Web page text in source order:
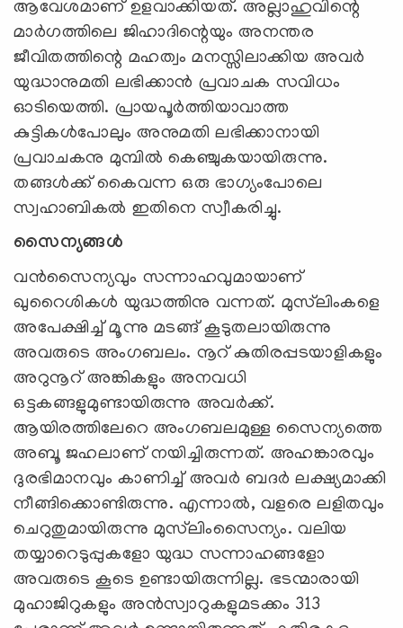
ആവേശമാണ് ഉളവാക്കിയത്. അല്ലാഹുവിന്റെ
മാര്‍ഗത്തിലെ ജിഹാദിന്റെയും അനന്തര
ജീവിതത്തിന്റെ മഹത്വം മനസ്സിലാക്കിയ അവര്‍
യുദ്ധാനുമതി ലഭിക്കാന്‍ പ്രവാചക സവിധം
ഓടിയെത്തി. പ്രായപൂര്‍ത്തിയാവാത്ത
കുട്ടികള്‍പോലും അനുമതി ലഭിക്കാനായി
പ്രവാചകനു മുമ്പില്‍ കെഞ്ചുകയായിരുന്നു.
തങ്ങള്‍ക്ക് കൈവന്ന ഒരു ഭാഗ്യംപോലെ
സ്വഹാബികല്‍ ഇതിനെ സ്വീകരിച്ചു.
സൈന്യങ്ങള്‍
വന്‍സൈന്യവും സന്നാഹവുമായാണ്
ഖുറൈശികള്‍ യുദ്ധത്തിനു വന്നത്. മുസ്‌ലിംകളെ
അപേക്ഷിച്ച് മൂന്നു മടങ്ങ് കൂടുതലായിരുന്നു
അവരുടെ അംഗബലം. നൂറ് കുതിരപ്പടയാളികളും
അറുനൂറ് അങ്കികളും അനവധി
ഒട്ടകങ്ങളുമുണ്ടായിരുന്നു അവര്‍ക്ക്.
ആയിരത്തിലേറെ അംഗബലമുള്ള സൈന്യത്തെ
അബൂ ജഹലാണ് നയിച്ചിരുന്നത്. അഹങ്കാരവും
ദുരഭിമാനവും കാണിച്ച് അവര്‍ ബദര്‍ ലക്ഷ്യമാക്കി
നീങ്ങിക്കൊണ്ടിരുന്നു. എന്നാല്‍, വളരെ ലളിതവും
ചെറുതുമായിരുന്നു മുസ്‌ലിംസൈന്യം. വലിയ
തയ്യാറെടുപ്പുകളോ യുദ്ധ സന്നാഹങ്ങളോ
അവരുടെ കൂടെ ഉണ്ടായിരുന്നില്ല. ഭടന്മാരായി
മുഹാജിറുകളും അന്‍സ്വാറുകളുമടക്കം 313